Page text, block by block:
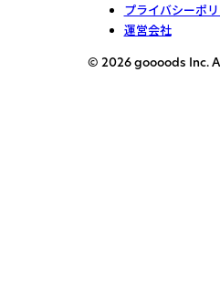
プライバシーポ
運営会社
© 2026 goooods Inc.